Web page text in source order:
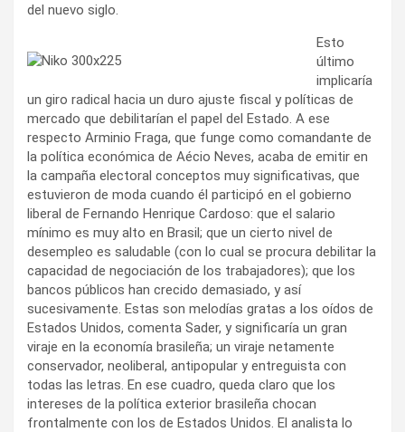
del nuevo siglo.
Esto
último
implicaría
un giro radical hacia un duro ajuste fiscal y políticas de
mercado que debilitarían el papel del Estado. A ese
respecto Arminio Fraga, que funge como comandante de
la política económica de Aécio Neves, acaba de emitir en
la campaña electoral conceptos muy significativas, que
estuvieron de moda cuando él participó en el gobierno
liberal de Fernando Henrique Cardoso: que el salario
mínimo es muy alto en Brasil; que un cierto nivel de
desempleo es saludable (con lo cual se procura debilitar la
capacidad de negociación de los trabajadores); que los
bancos públicos han crecido demasiado, y así
sucesivamente. Estas son melodías gratas a los oídos de
Estados Unidos, comenta Sader, y significaría un gran
viraje en la economía brasileña; un viraje netamente
conservador, neoliberal, antipopular y entreguista con
todas las letras. En ese cuadro, queda claro que los
intereses de la política exterior brasileña chocan
frontalmente con los de Estados Unidos. El analista lo